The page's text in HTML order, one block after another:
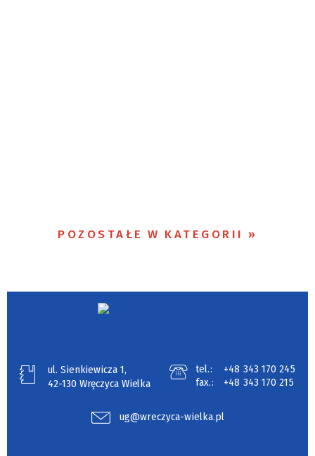
POZOSTAŁE W KATEGORII
ul. Sienkiewicza 1,
42-130 Wręczyca Wielka
tel.:
+48 343 170 245
fax.:
+48 343 170 215
ug@wreczyca-wielka.pl